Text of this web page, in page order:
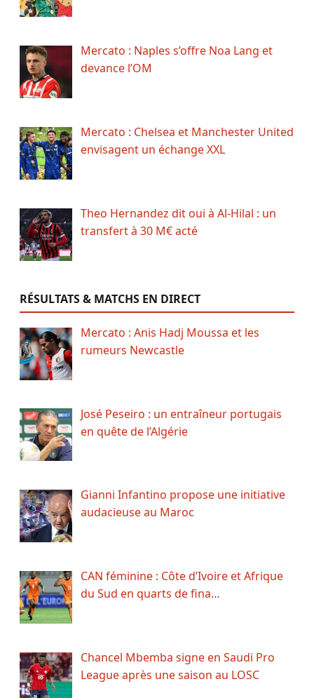
Mercato : Naples s’offre Noa Lang et
devance l’OM
Mercato : Chelsea et Manchester United
envisagent un échange XXL
Theo Hernandez dit oui à Al-Hilal : un
transfert à 30 M€ acté
RÉSULTATS & MATCHS EN DIRECT
Mercato : Anis Hadj Moussa et les
rumeurs Newcastle
José Peseiro : un entraîneur portugais
en quête de l’Algérie
Gianni Infantino propose une initiative
audacieuse au Maroc
CAN féminine : Côte d’Ivoire et Afrique
du Sud en quarts de fina…
Chancel Mbemba signe en Saudi Pro
League après une saison au LOSC